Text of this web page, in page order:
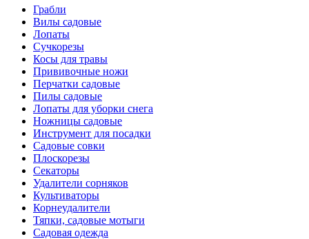
Грабли
Вилы садовые
Лопаты
Сучкорезы
Косы для травы
Прививочные ножи
Перчатки садовые
Пилы садовые
Лопаты для уборки снега
Ножницы садовые
Инструмент для посадки
Садовые совки
Плоскорезы
Секаторы
Удалители сорняков
Культиваторы
Корнеудалители
Тяпки, садовые мотыги
Садовая одежда